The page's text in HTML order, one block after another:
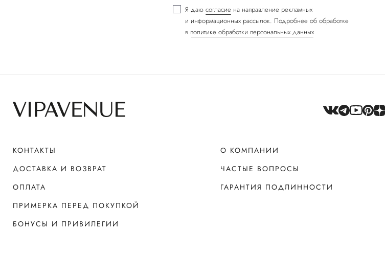
Я даю согласие на направление рекламных
и информационных рассылок. Подробнее об обработке
в политике обработки персональных данных
КОНТАКТЫ
ДОСТАВКА И ВОЗВРАТ
ОПЛАТА
ПРИМЕРКА ПЕРЕД ПОКУПКОЙ
БОНУСЫ И ПРИВИЛЕГИИ
О КОМПАНИИ
ЧАСТЫЕ ВОПРОСЫ
ГАРАНТИЯ ПОДЛИННОСТИ